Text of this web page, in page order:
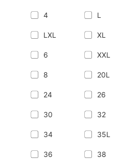
4 L
LXL XL
6 XXL
8 20L
24 26
30 32
34 35L
36 38